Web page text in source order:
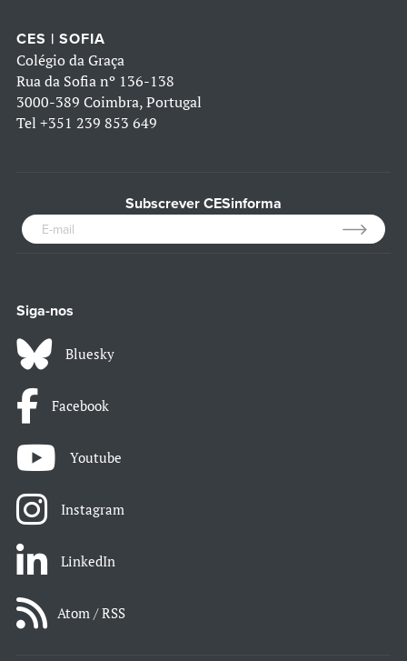
CES | SOFIA
Colégio da Graça
Rua da Sofia nº 136-138
3000-389 Coimbra, Portugal
Tel +351 239 853 649
Subscrever CESinforma
Siga-nos
Bluesky
Facebook
Youtube
Instagram
LinkedIn
Atom / RSS